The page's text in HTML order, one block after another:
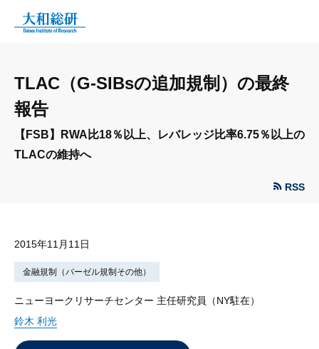
TLAC（G-SIBsの追加規制）の最終
報告
【FSB】RWA比18％以上、レバレッジ比率6.75％以上の
TLACの維持へ
RSS
2015年11月11日
金融規制（バーゼル規制その他）
ニューヨークリサーチセンター 主任研究員（NY駐在）
鈴木 利光